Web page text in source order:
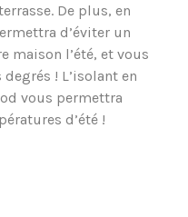
De plus, en
d’éviter un
maison l’été, et vous
! L’isolant en
vous permettra
d’été !